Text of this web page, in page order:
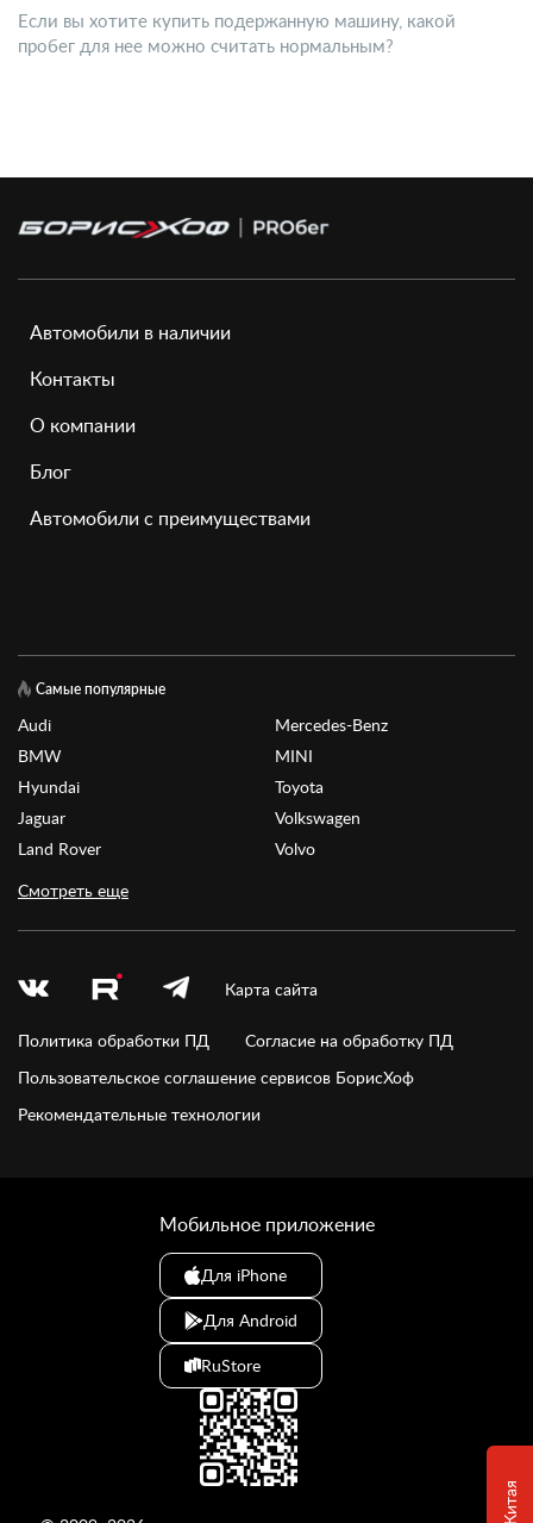
Если вы хотите купить подержанную машину, какой
пробег для нее можно считать нормальным?
Автомобили в наличии
Контакты
О компании
Блог
Автомобили с преимуществами
Самые популярные
Audi
BMW
Hyundai
Jaguar
Land Rover
Mercedes-Benz
MINI
Toyota
Volkswagen
Volvo
Смотреть еще
Карта сайта
Политика обработки ПД
Согласие на обработку ПД
Пользовательское соглашение сервисов БорисХоф
Рекомендательные технологии
Мобильное приложение
Для iPhone
Для Android
RuStore